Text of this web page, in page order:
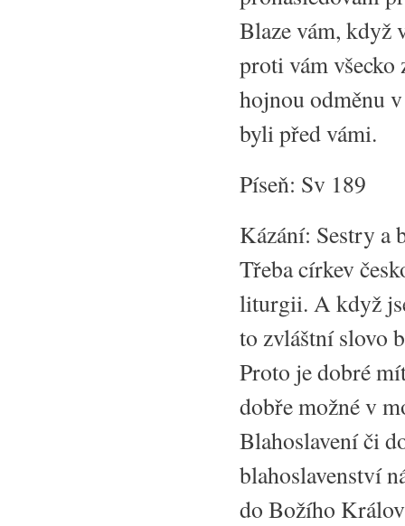
Blaze vám, když
proti vám všecko
hojnou odměnu
byli před vámi.
Píseň: Sv 189
Kázání: Sestry a
Třeba církev
liturgii. A když
to zvláštní slovo
Proto je dobré
dobře možné v
Blahoslavení či
blahoslavenství
do Božího